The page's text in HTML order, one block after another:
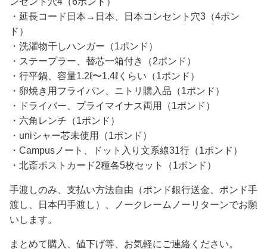
・延長コード日本→日本、日本コンセント穴3（4ポン
ド）
・洗濯物干しハンガー（1ポンド）
・ステープラー、替芯一箱付き（2ポンド）
・行平鍋、容量1.2ℓ〜1.4ℓくらい（1ポンド）
・卵焼き用フライパン、ニトリ購入品（1ポンド）
・ドライバー、プライマイナス両用（1ポンド）
・六角レンチ（1ポンド）
・uniシャー芯未使用（1ポンド）
・Campusノート、ドット入り文系線31行（1ポンド）
・北斎ポストカード2種各5枚セット（1ポンド）
手渡しのみ、支払い方法自由（ポンド銀行送金、ポンド手
渡し、日本円手渡し）、ノークレームノーリターンでお願
いします。
まとめて購入、値下げ等、お気軽にご連絡ください。